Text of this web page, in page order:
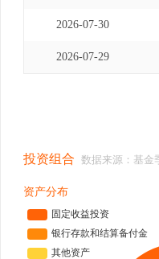
2026-07-30
2026-07-29
投资组合 数据来源：基金
资产分布